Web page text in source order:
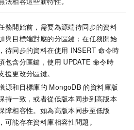
務開始前，需要為源端待同步的資料
與目標端對應的分區鍵；在任務開始
待同步的資料在使用 INSERT 命令時
包含分區鍵，使用 UPDATE 命令時
援更改分區鍵。
源和目標庫的 MongoDB 的資料庫版
持一致，或者從低版本同步到高版本
障相容性。如為高版本同步至低版
可能存在資料庫相容性問題。